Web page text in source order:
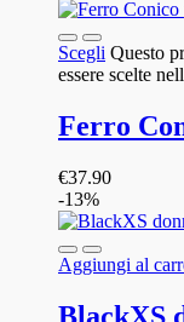
Scegli Questo
essere scelte
Ferro
€37.90
-13%
Aggiungi al
BlackXS